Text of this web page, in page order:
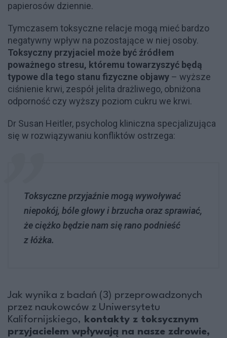
papierosów dziennie.
Tymczasem toksyczne relacje mogą mieć bardzo
negatywny wpływ na pozostające w niej osoby.
Toksyczny przyjaciel może być źródłem
poważnego stresu, któremu towarzyszyć będą
typowe dla tego stanu fizyczne objawy – wyższe
ciśnienie krwi, zespół jelita drażliwego, obniżona
odporność czy wyższy poziom cukru we krwi.
Dr Susan Heitler, psycholog kliniczna specjalizująca
się w rozwiązywaniu konfliktów ostrzega:
Toksyczne przyjaźnie mogą wywoływać
niepokój, bóle głowy i brzucha oraz sprawiać,
że ciężko będzie nam się rano podnieść
z łóżka.
Jak wynika z badań (3) przeprowadzonych
przez naukowców z Uniwersytetu
Kalifornijskiego, kontakty z toksycznym
przyjacielem wpływają na nasze zdrowie,